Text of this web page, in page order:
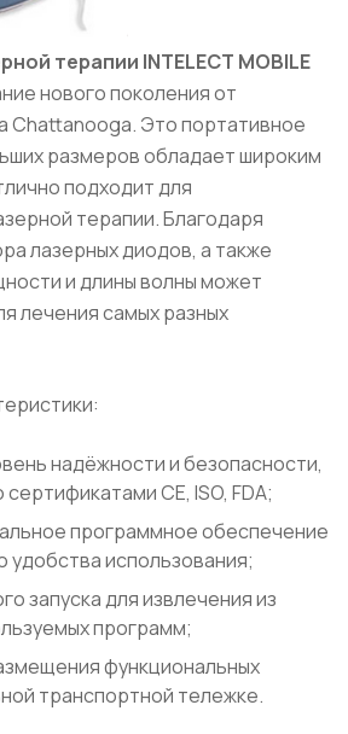
терапии INTELECT MOBILE
нового поколения от
Chattanooga. Это портативное
размеров обладает широким
подходит для
терапии. Благодаря
лазерных диодов, а также
и длины волны может
лечения самых разных
надёжности и безопасности,
CE, ISO, FDA;
программное обеспечение
удобства использования;
запуска для извлечения из
программ;
функциональных
транспортной тележке.